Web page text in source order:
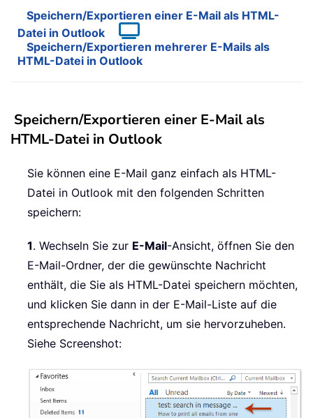
Speichern/Exportieren einer E-Mail als HTML-
Datei in Outlook
Speichern/Exportieren mehrerer E-Mails als
HTML-Datei in Outlook
Speichern/Exportieren einer E-Mail als
HTML-Datei in Outlook
Sie können eine E-Mail ganz einfach als HTML-
Datei in Outlook mit den folgenden Schritten
speichern:
1. Wechseln Sie zur E-Mail-Ansicht, öffnen Sie den
E-Mail-Ordner, der die gewünschte Nachricht
enthält, die Sie als HTML-Datei speichern möchten,
und klicken Sie dann in der E-Mail-Liste auf die
entsprechende Nachricht, um sie hervorzuheben.
Siehe Screenshot: